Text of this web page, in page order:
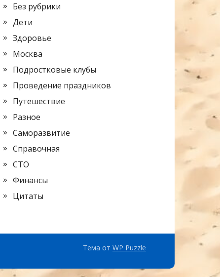
Без рубрики
Дети
Здоровье
Москва
Подростковые клубы
Проведение праздников
Путешествие
Разное
Саморазвитие
Справочная
СТО
Финансы
Цитаты
Тема от WP Puzzle